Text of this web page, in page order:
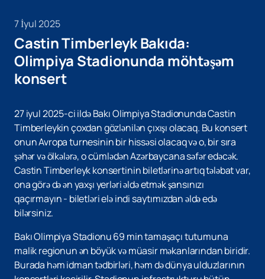
7 İyul 2025
Castin Timberleyk Bakıda:
Olimpiya Stadionunda möhtəşəm
konsert
27 iyul 2025-ci ildə Bakı Olimpiya Stadionunda Castin
Timberleykin çoxdan gözlənilən çıxışı olacaq. Bu konsert
onun Avropa turnesinin bir hissəsi olacaq və o, bir sıra
şəhər və ölkələrə, o cümlədən Azərbaycana səfər edəcək.
Castin Timberleyk konsertinin biletlərinə artıq tələbat var,
ona görə də ən yaxşı yerləri əldə etmək şansınızı
qaçırmayın - biletləri elə indi saytımızdan əldə edə
bilərsiniz.
Bakı Olimpiya Stadionu 69 min tamaşaçı tutumuna
malik regionun ən böyük və müasir məkanlarından biridir.
Burada həm idman tədbirləri, həm də dünya ulduzlarının